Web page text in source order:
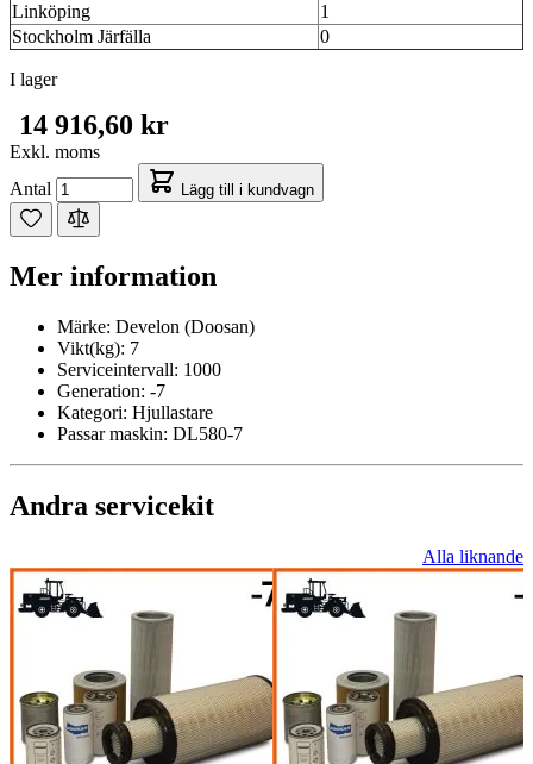
Linköping
1
Stockholm Järfälla
0
I lager
14 916,60 kr
Exkl. moms
Antal
Lägg till i kundvagn
Mer information
Märke: Develon (Doosan)
Vikt(kg): 7
Serviceintervall: 1000
Generation: -7
Kategori: Hjullastare
Passar maskin: DL580-7
Andra servicekit
Alla liknande